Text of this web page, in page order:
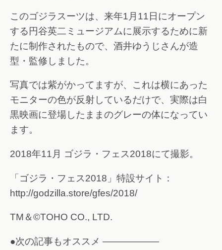
このゴジラスーツは、来年1月11日にオープン
する円谷英二ミュージアムに展示するために新
たに制作されたもので、酒井ゆうじさんが造
型・監修しました。
写真では紫がかってますが、これは横にあった
モニターの色が反射しているだけで、実際は白
黒映画に登場したままのグレーの体になってい
ます。
2018年11月 ゴジラ・フェス2018にて撮影。
「ゴジラ・フェス2018」特設サイト：
http://godzilla.store/gfes/2018/
TM＆©TOHO CO., LTD.
●次の記事もオススメ ——————